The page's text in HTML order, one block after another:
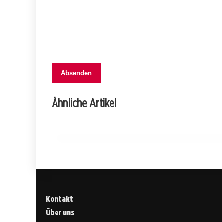
Absenden
Ähnliche Artikel
02. Februar 2026
Luxusauto gestohlen: Polizei fasst Täter
Kontakt
Über uns